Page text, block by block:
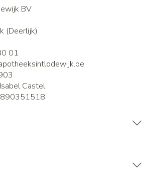
BV
(Deerlijk)
01
Isabel Castel